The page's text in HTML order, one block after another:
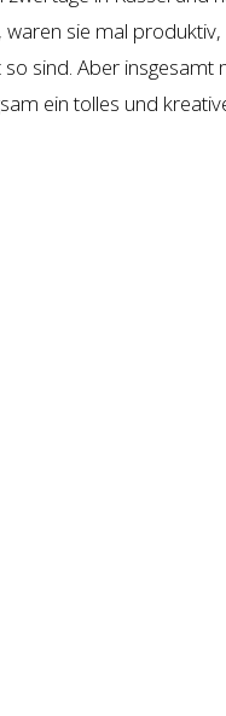
waren sie mal
sind. Aber insgesamt
ein tolles und